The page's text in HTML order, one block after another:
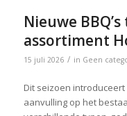
Nieuwe
assortiment
15 juli 2026 / in Geen
Dit seizoen introduceert
aanvulling op het